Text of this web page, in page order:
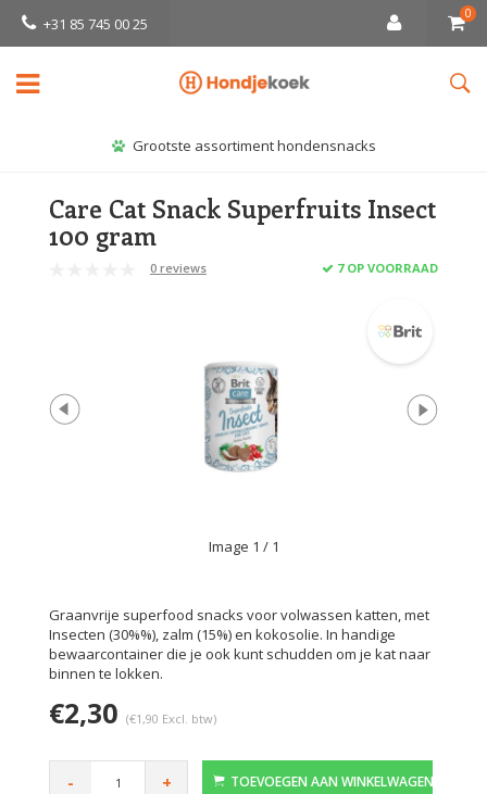
+31 85 745 00 25
0
Grootste assortiment hondensnacks
Care Cat Snack Superfruits Insect
100 gram
0 reviews 7 OP VOORRAAD
Image 1 / 1
Graanvrije superfood snacks voor volwassen katten, met
Insecten (30%%), zalm (15%) en kokosolie. In handige
bewaarcontainer die je ook kunt schudden om je kat naar
binnen te lokken.
€2,30 (€1,90 Excl. btw)
- + TOEVOEGEN AAN WINKELWAGEN